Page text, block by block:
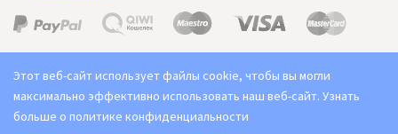
Этот веб-сайт использует файлы cookie, чтобы вы могли
максимально эффективно использовать наш веб-сайт. Узнать
больше о политике конфиденциальности